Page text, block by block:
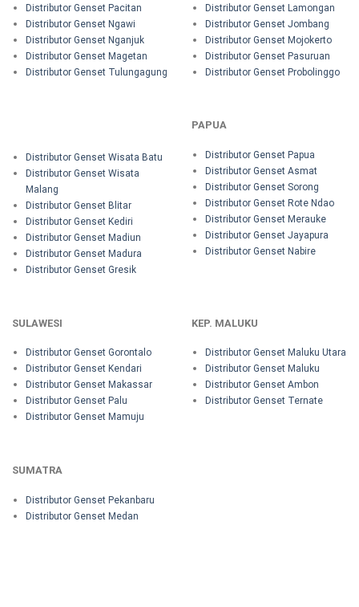
Distributor Genset Pacitan
Distributor Genset Ngawi
Distributor Genset Nganjuk
Distributor Genset Magetan
Distributor Genset Tulungagung
Distributor Genset Lamongan
Distributor Genset Jombang
Distributor Genset Mojokerto
Distributor Genset Pasuruan
Distributor Genset Probolinggo
Distributor Genset Wisata Batu
Distributor Genset Wisata
Malang
Distributor Genset Blitar
Distributor Genset Kediri
Distributor Genset Madiun
Distributor Genset Madura
Distributor Genset Gresik
PAPUA
Distributor Genset Papua
Distributor Genset Asmat
Distributor Genset Sorong
Distributor Genset Rote Ndao
Distributor Genset Merauke
Distributor Genset Jayapura
Distributor Genset Nabire
SULAWESI
Distributor Genset Gorontalo
Distributor Genset Kendari
Distributor Genset Makassar
Distributor Genset Palu
Distributor Genset Mamuju
KEP. MALUKU
Distributor Genset Maluku Utara
Distributor Genset Maluku
Distributor Genset Ambon
Distributor Genset Ternate
SUMATRA
Distributor Genset Pekanbaru
Distributor Genset Medan